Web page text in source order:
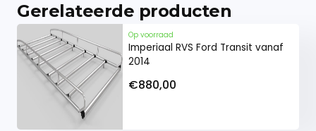
deurgemonteerd. Montage op de
deurscharnieren is niet mogelijk.
Deze deurladder sluit perfect aan bij een
aluminium imperiaal. Beide zijn vervaardigd uit
hoogwaardige materialen, wat zorgt voor een
duurzame en professionele uitstraling.
Gerelateerde producten
Op voorraad
Imperiaal RVS Ford Transit vanaf
2014
€880,00